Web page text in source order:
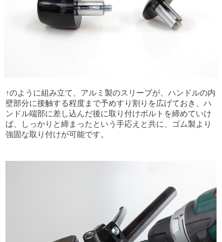
↑のように組み立て、アルミ製のスリーブが、ハンドルの内
壁部分に接触する程度まで予めすり割りを広げておき、ハ
ンドル端部に差し込んだ後に取り付けボルトを締めていけ
ば、しっかりと締まったという手応えと共に、ゴム製より
強固な取り付けが可能です。